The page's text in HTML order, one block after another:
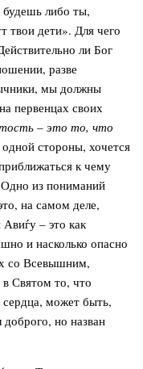
либо ты,
твои дети». Для чего
ли Бог
разве
мы должны
первенцах своих
– это то, что
стороны, хочется
к чему
из пониманий
на самом деле,
– это как
и насколько опасно
со Всевышним,
Святом то, что
сердца, может быть,
но назван